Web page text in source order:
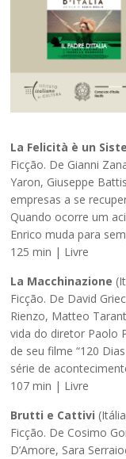
La Felicità è un
Ficção. De Gianni
Yaron, Giuseppe
empresas a se
Quando ocorre um
Enrico muda para
125 min | Livre
La Macchinazione
Ficção. De David
Rienzo, Matteo
vida do diretor Paolo
de seu filme “120
série de
107 min | Livre
Brutti e Cattivi
Ficção. De Cosimo
D’Amore, Sara